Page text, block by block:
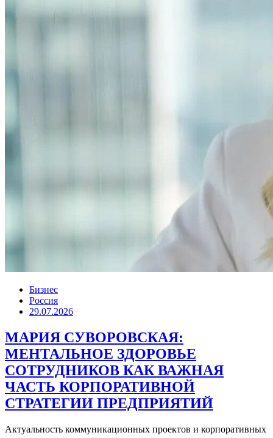
Бизнес
Россия
29.07.2026
МАРИЯ СУВОРОВСКАЯ:
МЕНТАЛЬНОЕ ЗДОРОВЬЕ
СОТРУДНИКОВ КАК ВАЖНАЯ
ЧАСТЬ КОРПОРАТИВНОЙ
СТРАТЕГИИ ПРЕДПРИЯТИЙ
Актуальность коммуникационных проектов и корпоративных